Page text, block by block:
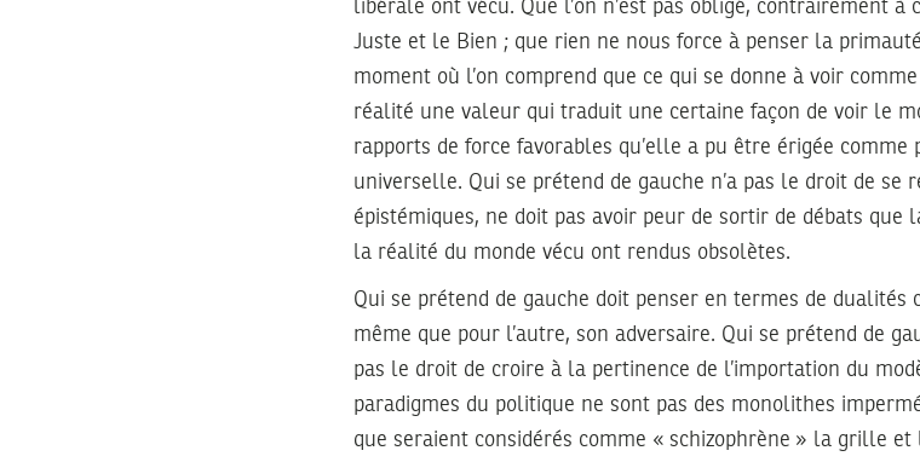
libérale ont vécu. Que l’on n’est pas obligé, contrairement à
Juste et le Bien ; que rien ne nous force à penser la
moment où l’on comprend que ce qui se donne à voir
réalité une valeur qui traduit une certaine façon de voir le
rapports de force favorables qu’elle a pu être érigée
universelle. Qui se prétend de gauche n’a pas le droit de se
épistémiques, ne doit pas avoir peur de sortir de débats que
la réalité du monde vécu ont rendus obsolètes.
Qui se prétend de gauche doit penser en termes de
même que pour l’autre, son adversaire. Qui se prétend de
pas le droit de croire à la pertinence de l’importation du
paradigmes du politique ne sont pas des monolithes
que seraient considérés comme « schizophrène » la grille